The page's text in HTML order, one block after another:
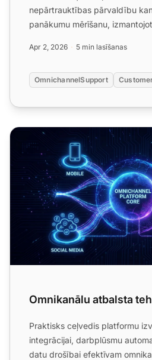
nepārtrauktības pārvaldību
panākumu mērīšanu,
Apr 2, 2026 5 min lasīšanas
OmnichannelSupport
Omnikanālu atbalsta tehniskā
Omnikanālu atbalsta
Praktisks ceļvedis platformu
integrācijai, darbplūsmu
datu drošībai efektīvam